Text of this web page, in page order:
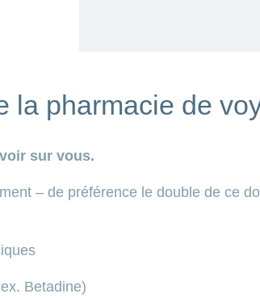
la pharmacie de
sur vous.
– de préférence le double de ce
Betadine)